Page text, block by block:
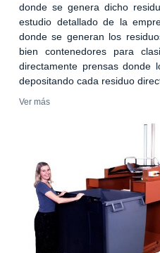
donde se genera dicho
estudio detallado de la
donde se generan los
bien contenedores para
directamente prensas donde
depositando cada residuo
Ver más